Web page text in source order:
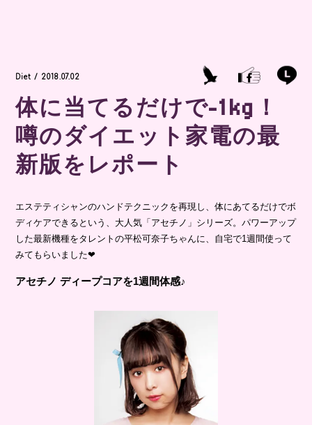
Diet / 2018.07.02
体に当てるだけで-1kg！
噂のダイエット家電の最
新版をレポート
エステティシャンのハンドテクニックを再現し、体にあてるだけでボ
ディケアできるという、大人気「アセチノ」シリーズ。パワーアップ
した最新機種をタレントの平松可奈子ちゃんに、自宅で1週間使って
みてもらいました❤
アセチノ ディープコアを1週間体感♪